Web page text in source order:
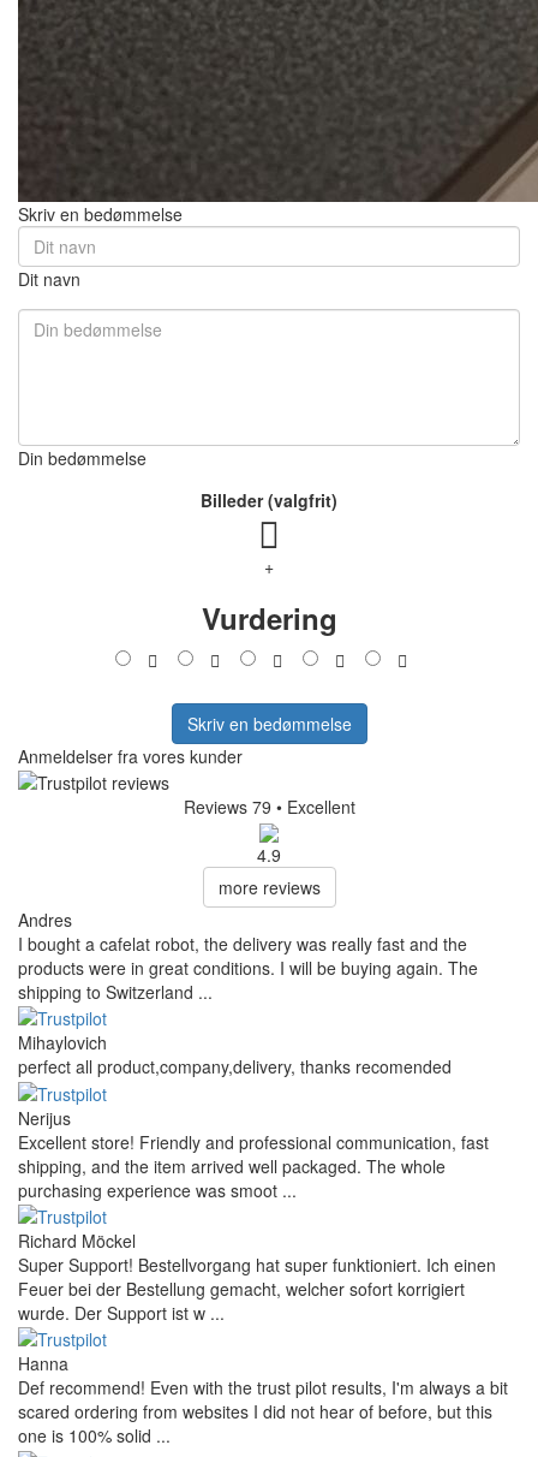
Skriv en bedømmelse
Dit navn
Din bedømmelse
Billeder (valgfrit)
+
Vurdering
Skriv en bedømmelse
Anmeldelser fra vores kunder
Reviews 79 • Excellent
4.9
more reviews
Andres
I bought a cafelat robot, the delivery was really fast and the
products were in great conditions. I will be buying again. The
shipping to Switzerland ...
Mihaylovich
perfect all product,company,delivery, thanks recomended
Nerijus
Excellent store! Friendly and professional communication, fast
shipping, and the item arrived well packaged. The whole
purchasing experience was smoot ...
Richard Möckel
Super Support! Bestellvorgang hat super funktioniert. Ich einen
Feuer bei der Bestellung gemacht, welcher sofort korrigiert
wurde. Der Support ist w ...
Hanna
Def recommend! Even with the trust pilot results, I'm always a bit
scared ordering from websites I did not hear of before, but this
one is 100% solid ...